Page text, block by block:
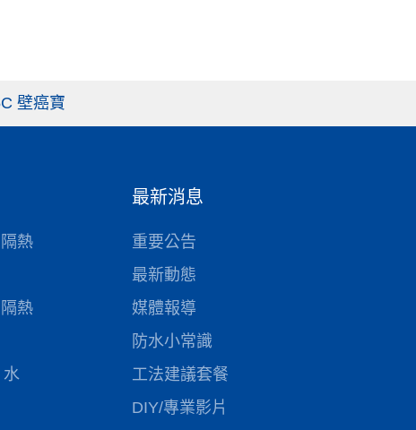
壁癌寶
熱
熱
水
最新消息
重要公告
最新動態
媒體報導
防水小常識
工法建議套餐
DIY/專業影片